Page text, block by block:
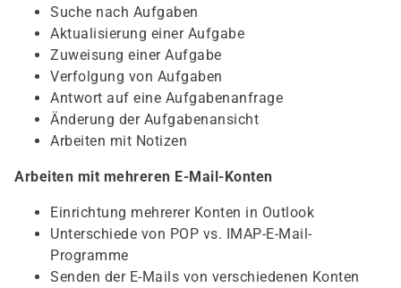
Suche nach Aufgaben
Aktualisierung einer Aufgabe
Zuweisung einer Aufgabe
Verfolgung von Aufgaben
Antwort auf eine Aufgabenanfrage
Änderung der Aufgabenansicht
Arbeiten mit Notizen
Arbeiten mit mehreren E-Mail-Konten
Einrichtung mehrerer Konten in Outlook
Unterschiede von POP vs. IMAP-E-Mail-
Programme
Senden der E-Mails von verschiedenen Konten